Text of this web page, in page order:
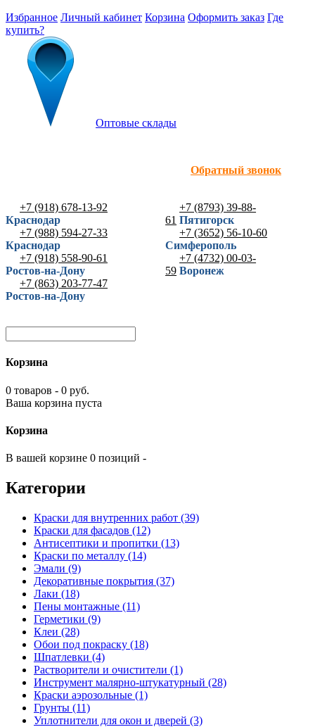
Избранное Личный кабинет Корзина Оформить заказ Где
купить?
Оптовые склады
Обратный звонок
+7 (918) 678-13-92
Краснодар
+7 (988) 594-27-33
Краснодар
+7 (918) 558-90-61
Ростов-на-Дону
+7 (863) 203-77-47
Ростов-на-Дону
+7 (8793) 39-88-
61 Пятигорск
+7 (3652) 56-10-60
Симферополь
+7 (4732) 00-03-
59 Воронеж
Корзина
0 товаров - 0 руб.
Ваша корзина пуста
Корзина
В вашей корзине 0 позиций -
Категории
Краски для внутренних работ (39)
Краски для фасадов (12)
Антисептики и пропитки (13)
Краски по металлу (14)
Эмали (9)
Декоративные покрытия (37)
Лаки (18)
Пены монтажные (11)
Герметики (9)
Клеи (28)
Обои под покраску (18)
Шпатлевки (4)
Растворители и очистители (1)
Инструмент малярно-штукатурный (28)
Краски аэрозольные (1)
Грунты (11)
Уплотнители для окон и дверей (3)